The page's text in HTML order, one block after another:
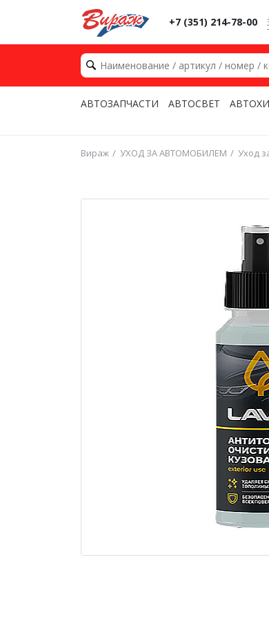
+7 (351) 214-78-00
АВТОЗАПЧАСТИ АВТОСВЕТ
Вираж УХОД ЗА АВТОМОБИЛЕМ Уход